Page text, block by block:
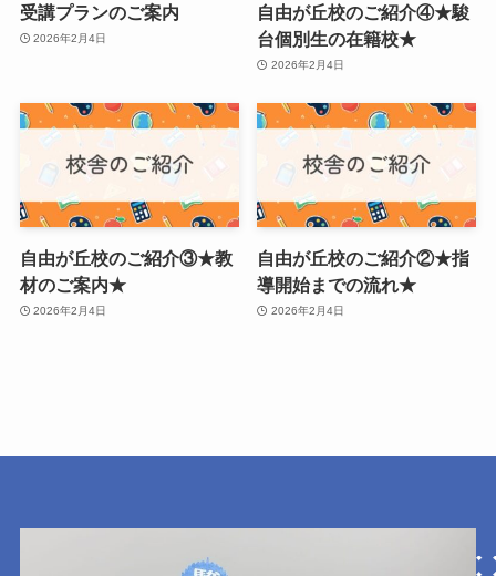
受講プランのご案内
2026年2月4日
自由が丘校のご紹介④★駿
台個別生の在籍校★
2026年2月4日
自由が丘校のご紹介③★教
材のご案内★
2026年2月4日
自由が丘校のご紹介②★指
導開始までの流れ★
2026年2月4日